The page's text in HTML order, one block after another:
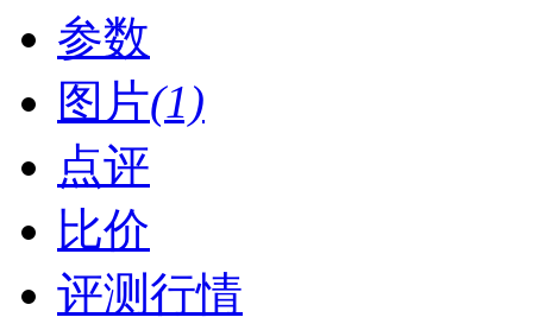
参数
图片(1)
点评
比价
评测行情